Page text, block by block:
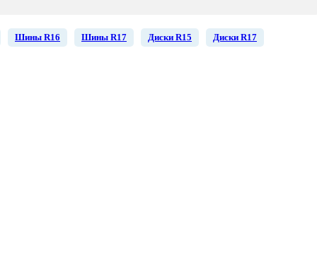
Шины R16 Шины R17 Диски R15 Диски R17